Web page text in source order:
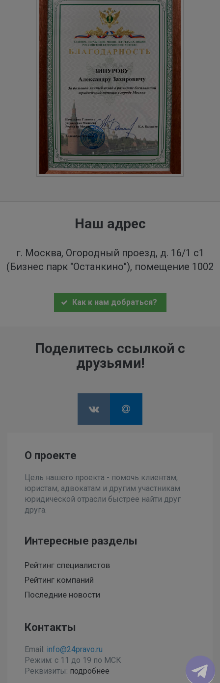
Наш адрес
г. Москва, Огородный проезд, д. 16/1 с1
(Бизнес парк "Останкино"), помещение 1002
Как к нам добраться?
Поделитесь ссылкой с
друзьями!
О проекте
Цель нашего проекта - помочь клиентам,
юристам, адвокатам и другим участникам
юридической отрасли быстрее найти друг
друга.
Интересные разделы
Рейтинг специалистов
Рейтинг компаний
Последние новости
Контакты
Email: info@24pravo.ru
Режим: с 11 до 19 по МСК
Реквизиты: подробнее